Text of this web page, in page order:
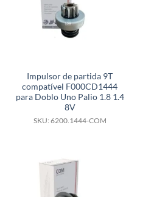
Impulsor de partida 9T
compatível F000CD1444
para Doblo Uno Palio 1.8 1.4
8V
SKU: 6200.1444-COM